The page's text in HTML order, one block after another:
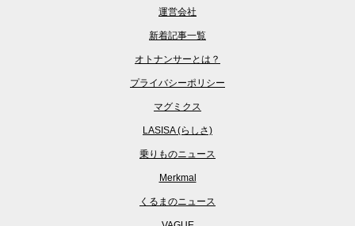
運営会社
新着記事一覧
オトナンサーとは？
プライバシーポリシー
マグミクス
LASISA (らしさ)
乗りものニュース
Merkmal
くるまのニュース